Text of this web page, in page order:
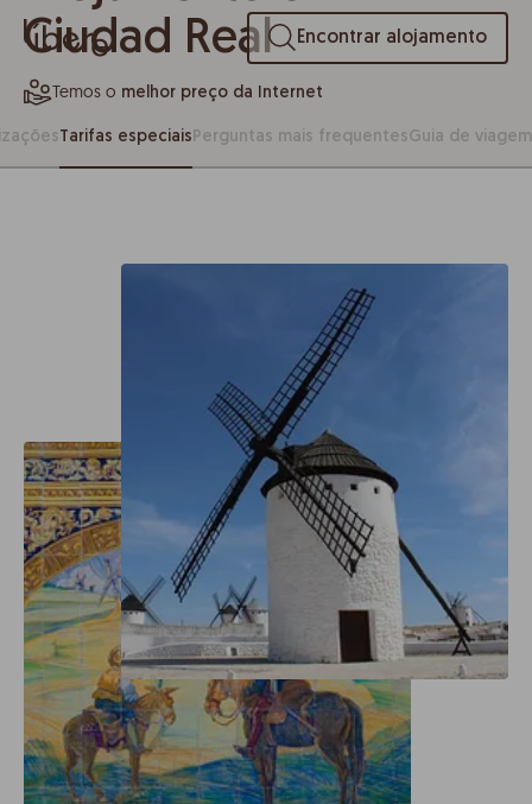
Encontrar alojamento
Ciudad Real
Temos o melhor preço da Internet
Tarifas especiaisPerguntas mais frequentesGuia de viagem